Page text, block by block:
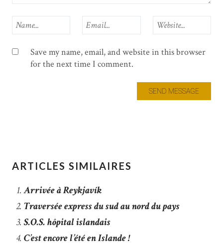
Save my name, email, and website in this browser
for the next time I comment.
ARTICLES SIMILAIRES
Arrivée à Reykjavík
Traversée express du sud au nord du pays
S.O.S. hôpital islandais
C’est encore l’été en Islande !